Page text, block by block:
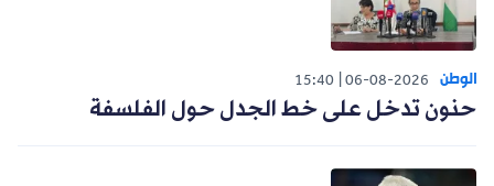
الوطن 06-08-2026
15:40
حنون تدخل على خط الجدل حول الفلسفة